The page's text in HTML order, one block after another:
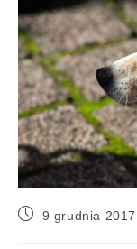
9 grudnia 2017